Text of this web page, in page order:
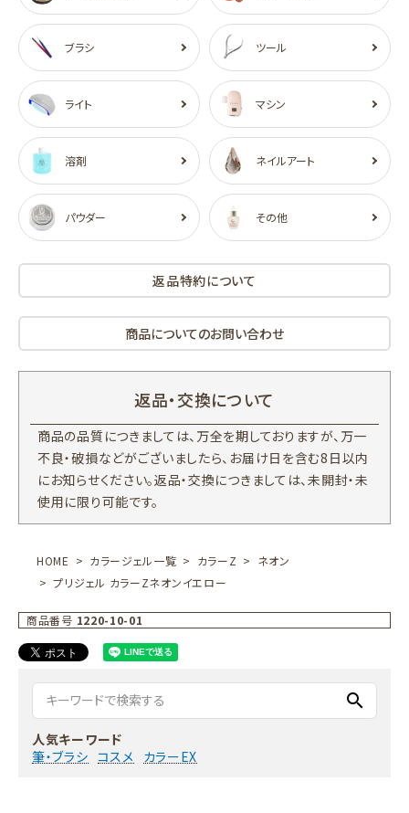
ブラシ ツール
ライト マシン
溶剤 ネイルアート
パウダー その他
返品特約について
商品についてのお問い合わせ
返品・交換について
商品の品質につきましては、万全を期しておりますが、万一
不良・破損などがございましたら、お届け日を含む8日以内
にお知らせください。返品・交換につきましては、未開封・未
使用に限り可能です。
HOME カラージェル一覧 カラーZ
ネオン
プリジェル カラーZネオンイエロー
商品番号 1220-10-01
search
人気キーワード
筆・ブラシ コスメ カラーEX